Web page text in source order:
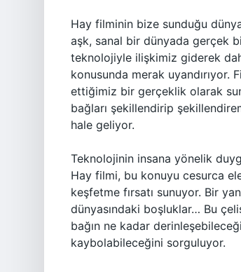
Hay filminin bize sunduğu
aşk, sanal bir dünyada gerçek
teknolojiyle ilişkimiz giderek
konusunda merak
ettiğimiz bir gerçeklik olarak
bağları şekillendirip
hale geliyor.
Teknolojinin insana yönelik
Hay filmi, bu konuyu cesurca
keşfetme fırsatı sunuyor. Bir
dünyasındaki boşluklar… Bu
bağın ne kadar
kaybolabileceğini sorguluyor.